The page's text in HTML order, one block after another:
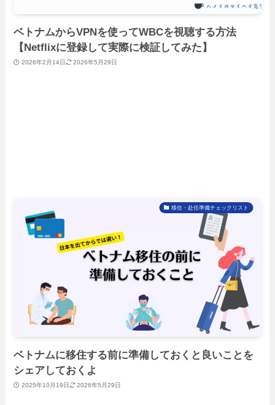
ベトナムからVPNを使ってWBCを視聴する方法
【Netflixに登録して実際に検証してみた】
2026年2月14日 2026年5月29日
移住・赴任準備チェックリスト
ベトナムに移住する前に準備しておくと良いことを
シェアしておくよ
2025年10月19日 2026年5月29日